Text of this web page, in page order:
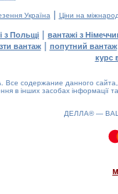
Україна | Ціни на
з Польщі | вантажі з
вантаж| попутний вантаж
курс
Все содержание данного
в інших засобах інформації
ДЕЛЛА® —